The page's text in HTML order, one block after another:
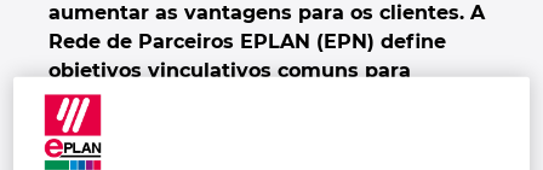
aumentar as vantagens para os clientes. A
Rede de Parceiros EPLAN (EPN) define
objetivos vinculativos comuns para
aumentar a integração ao longo da cadeia
de valor. Os utilizadores beneficiam deste
reforço na continuidade e na integração,
Croatia
Czech Republic
Denmark